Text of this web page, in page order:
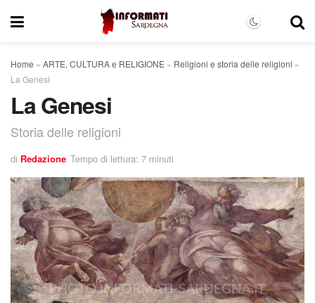
Home » ARTE, CULTURA e RELIGIONE » Religioni e storia delle religioni »
La Genesi
La Genesi
Storia delle religioni
di Redazione Tempo di lettura: 7 minuti